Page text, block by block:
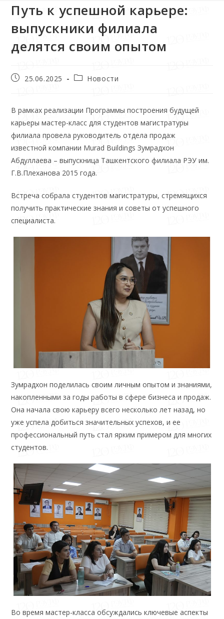
Путь к успешной карьере:
выпускники филиала
делятся своим опытом
25.06.2025 Новости
В рамках реализации Программы построения будущей
карьеры мастер-класс для студентов магистратуры
филиала провела руководитель отдела продаж
известной компании Murad Buildings Зумрадхон
Абдуллаева – выпускница Ташкентского филиала РЭУ им.
Г.В.Плеханова 2015 года.
Встреча собрала студентов магистратуры, стремящихся
получить практические знания и советы от успешного
специалиста.
Зумрадхон поделилась своим личным опытом и знаниями,
накопленными за годы работы в сфере бизнеса и продаж.
Она начала свою карьеру всего несколько лет назад, но
уже успела добиться значительных успехов, и ее
профессиональный путь стал ярким примером для многих
студентов.
Во время мастер-класса обсуждались ключевые аспекты